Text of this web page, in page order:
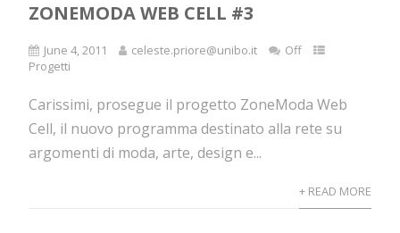
ZONEMODA WEB CELL #3
June 4, 2011 celeste.priore@unibo.it
Off
Progetti
Carissimi, prosegue il progetto ZoneModa Web
Cell, il nuovo programma destinato alla rete su
argomenti di moda, arte, design e...
+ READ MORE